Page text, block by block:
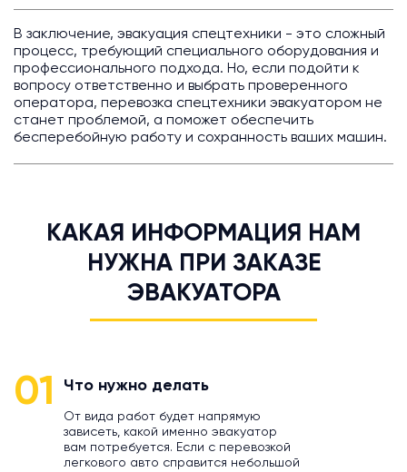
В заключение, эвакуация спецтехники - это сложный
процесс, требующий специального оборудования и
профессионального подхода. Но, если подойти к
вопросу ответственно и выбрать проверенного
оператора, перевозка спецтехники эвакуатором не
станет проблемой, а поможет обеспечить
бесперебойную работу и сохранность ваших машин.
КАКАЯ ИНФОРМАЦИЯ НАМ
НУЖНА ПРИ ЗАКАЗЕ
ЭВАКУАТОРА
01 Что нужно делать
От вида работ будет напрямую
зависеть, какой именно эвакуатор
вам потребуется. Если с перевозкой
легкового авто справится небольшой